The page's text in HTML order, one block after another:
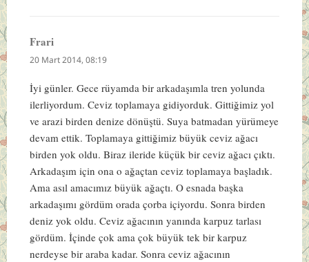
Frari
ki:
20 Mart 2014, 08:19
İyi günler. Gece rüyamda bir arkadaşımla tren yolunda
ilerliyordum. Ceviz toplamaya gidiyorduk. Gittiğimiz yol
ve arazi birden denize dönüştü. Suya batmadan yürümeye
devam ettik. Toplamaya gittiğimiz büyük ceviz ağacı
birden yok oldu. Biraz ileride küçük bir ceviz ağacı çıktı.
Arkadaşım için ona o ağaçtan ceviz toplamaya başladık.
Ama asıl amacımız büyük ağaçtı. O esnada başka
arkadaşımı gördüm orada çorba içiyordu. Sonra birden
deniz yok oldu. Ceviz ağacının yanında karpuz tarlası
gördüm. İçinde çok ama çok büyük tek bir karpuz
nerdeyse bir araba kadar. Sonra ceviz ağacının